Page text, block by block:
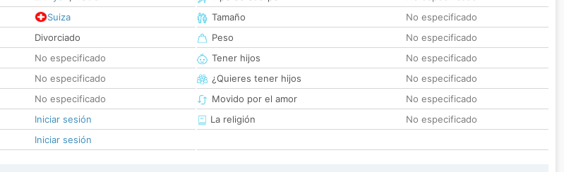
Suiza
Divorciado
No especificado
No especificado
No especificado
Iniciar sesión
Iniciar sesión
Tamaño
No especificado
Peso
No especificado
Tener hijos
No especificado
¿Quieres tener hijos
No especificado
Movido por el amor
No especificado
La religión
No especificado